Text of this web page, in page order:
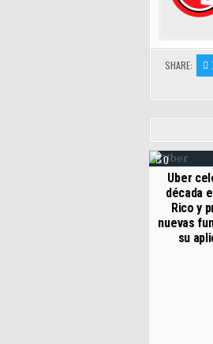
SHARE:
0
Uber
década
Rico y
nuevas
su